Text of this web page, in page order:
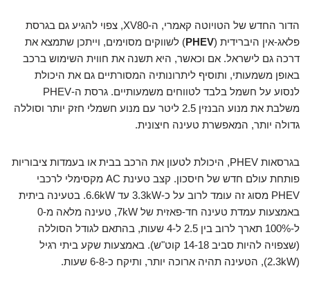
הדור החדש של הטויוטה קאמרי, ה-XV80, צפוי להגיע גם בגרסת
פלאג-אין היברידית (PHEV) לשווקים מסוימים, וייתכן שתמצא את
דרכה גם לישראל. אם וכאשר, היא תשנה את חווית השימוש ברכב
באופן משמעותי, ותוסיף ליתרונותיה המסורתיים גם את היכולת
לנסוע על חשמל בלבד לטווחים משמעותיים. גרסת ה-PHEV
משלבת את מנוע הבנזין 2.5 ליטר עם מנוע חשמלי חזק יותר וסוללה
גדולה יותר, המאפשרת טעינה חיצונית.
בגרסאות PHEV, היכולת לטעון את הרכב בבית או בעמדות ציבוריות
פותחת עולם חדש של חיסכון. קצב טעינת AC מקסימלי לרכבי
PHEV מסוג זה עומד לרוב על כ-3.3kW עד 6.6kW. בטעינה ביתית
באמצעות עמדת טעינה חד-פאזית של 7kW, טעינה מלאה מ-0
ל-100% תארך לרוב בין 2.5 ל-4 שעות, בהתאם לגודל הסוללה
(שצפויה להיות סביב 14-18 קוט"ש). באמצעות שקע ביתי רגיל
(2.3kW), הטעינה תהיה ארוכה יותר, ותיקח כ-6-8 שעות.